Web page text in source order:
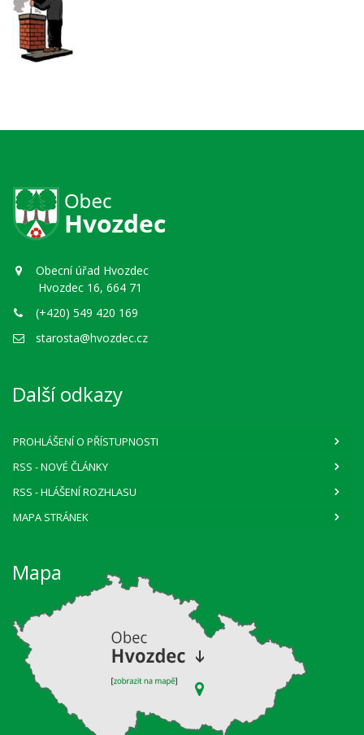
Obecní úřad Hvozdec
Hvozdec 16, 664 71
(+420) 549 420 169
starosta@hvozdec.cz
Další odkazy
PROHLÁŠENÍ O PŘÍSTUPNOSTI
RSS - NOVÉ ČLÁNKY
RSS - HLÁŠENÍ ROZHLASU
MAPA STRÁNEK
Mapa